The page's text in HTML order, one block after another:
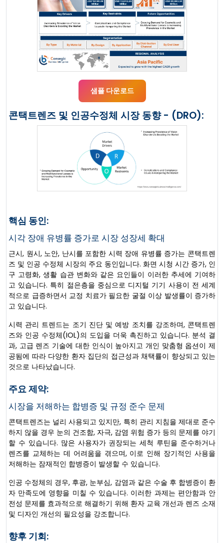
샘플 다운로드
콘택트렌즈 및 인공수정체 시장 동향 - (DRO):
핵심 동인:
시각 장애 유병률 증가로 시장 성장세 확대
근시, 원시, 노안, 난시를 포함한 시력 장애 유병률 증가는 콘택트렌
즈 및 인공 수정체 시장의 주요 동인입니다. 화면 시청 시간 증가, 인
구 고령화, 생활 습관 변화와 같은 요인들이 이러한 추세에 기여하
고 있습니다. 특히 젊은층을 중심으로 디지털 기기 사용이 전 세계
적으로 급증하면서 교정 치료가 필요한 굴절 이상 발생률이 증가하
고 있습니다.
시력 관리 트렌드는 조기 진단 및 예방 조치를 강조하며, 콘택트렌
즈와 인공 수정체(IOL)의 도입을 더욱 촉진하고 있습니다. 분석 결
과, 고급 렌즈 기술에 대한 인식이 높아지고 개인 맞춤형 옵션이 제
공됨에 따라 다양한 환자 집단의 접근성과 채택률이 향상되고 있는
것으로 나타났습니다.
주요 제약:
시장을 저해하는 합병증 및 규정 준수 문제
콘택트렌즈는 널리 사용되고 있지만, 특히 관리 지침을 제대로 준수
하지 않을 경우 눈의 건조함, 자극, 감염 위험 증가 등의 문제를 야기
할 수 있습니다. 많은 사용자가 권장되는 세척 루틴을 준수하거나
렌즈를 교체하는 데 어려움을 겪으며, 이로 인해 장기적인 사용을
저해하는 잠재적인 합병증이 발생할 수 있습니다.
인공 수정체의 경우, 후광, 눈부심, 감염과 같은 수술 후 합병증이 환
자 만족도에 영향을 미칠 수 있습니다. 이러한 과제는 편안함과 안
전성 문제를 효과적으로 해결하기 위해 환자 교육 개선과 렌즈 소재
및 디자인 개선의 필요성을 강조합니다.
향후 기회: